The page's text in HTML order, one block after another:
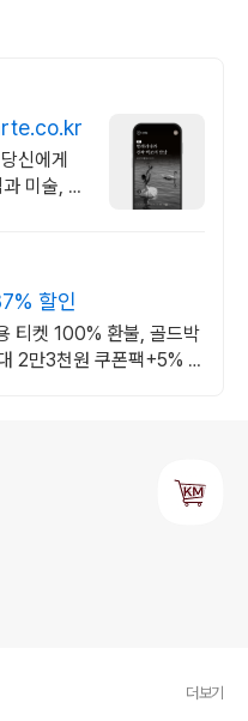
신에게
미술, 연
할인
티켓 100% 환불, 골드박
2만3천원 쿠폰팩+5% 추
더보기